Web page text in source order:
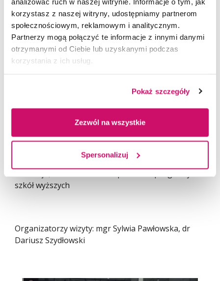
korzystasz z naszej witryny, udostępniamy partnerom
społecznościowym, reklamowym i analitycznym.
Partnerzy mogą połączyć te informacje z innymi danymi
otrzymanymi od Ciebie lub uzyskanymi podczas
korzystania z ich usług.
Pokaż szczegóły
Zezwól na wszystkie
Spersonalizuj
rozwój Akademii WSB
dla regionu
w ramach projektu „EduLider – rozwój Akademii
ze środków Unii Europejskiej w ramach
Europejskiego Funduszu Społecznego, Program
Operacyjny Wiedza Edukacja Rozwój 2014-2020,
Priorytet III, Szkolnictwo wyższe dla gospodarki
szkół wyższych
Organizatorzy wizyty: mgr Sylwia Pawłowska, dr
Dariusz Szydłowski